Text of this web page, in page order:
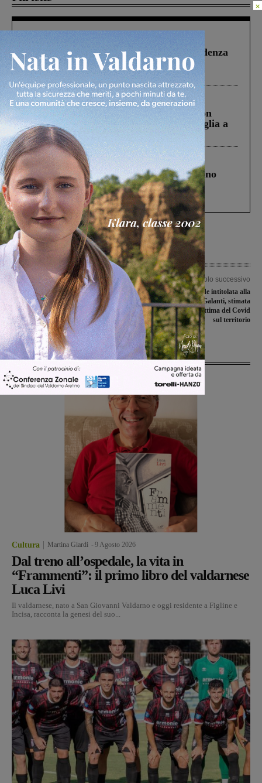
Piscina di Figline finanziata oltre la scadenza
Pnrr, il gruppo di Fratelli d’Italia: “Un
ringraziamento al Governo”
Cronaca 3 Agosto 2026
Scomparso da una struttura di Castiglion
Fiorentino l’uomo che aveva ucciso la figlia a
Levane nel 2020
Cronaca 4 Agosto 2026
Un anno fa la strage in A1 in cui morirono
Gianni, Giulia e Franco. Lo schianto, il
processo, lo stop ai sorpassi fra tir....
Articolo precedente
Autostrada: camion intraversato
prima del casello di Arezzo, tratto
chiuso da Valdarno
Articolo successivo
Rignano: un’area verde intitolata alla
dottoressa Fiorella Galanti, stimata
farmacista, prima vittima del Covid
sul territorio
Ultime Notizie
Cultura Martina Giardi 9 Agosto 2026
Dal treno all’ospedale, la vita in
“Frammenti”: il primo libro del valdarnese
Luca Livi
Il valdarnese, nato a San Giovanni Valdarno e oggi residente a Figline e
Incisa, racconta la genesi del suo...
×